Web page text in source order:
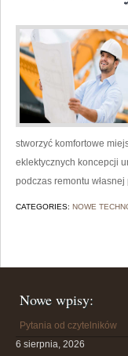
stworzyć komfortowe
eklektycznych koncepcji
podczas remontu
CATEGORIES: NOWE
Nowe wpisy:
Pytania od czytelników
6 sierpnia, 2026